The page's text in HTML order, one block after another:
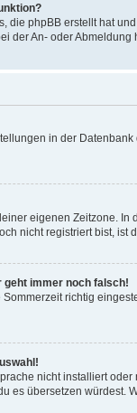
die phpBB erstellt hat
der An- oder
in der
eigenen Zeitzone.
nicht registriert bist, ist
geht immer noch falsch!
richtig
nicht installiert
es übersetzen würdest.